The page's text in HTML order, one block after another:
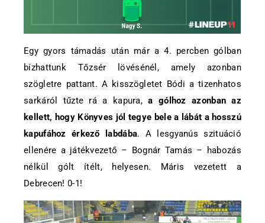
Egy gyors támadás után már a 4. percben gólban
bízhattunk Tőzsér lövésénél, amely azonban
szögletre pattant. A kisszögletet Bódi a tizenhatos
sarkáról tűzte rá a kapura,a gólhoz azonban az
kellett, hogy Könyves jól tegye bele a lábát a hosszú
kapufához érkező labdába. A lesgyanús szituáció
ellenére a játékvezető – Bognár Tamás – habozás
nélkül gólt ítélt, helyesen. Máris vezetett a
Debrecen! 0-1!